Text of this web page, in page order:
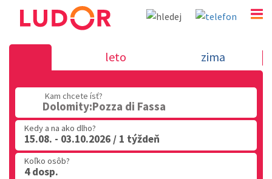
Pozza di Fassa - Dolomity
02 2063 3182
leto zima
Kam chcete ísť?
Dolomity:Pozza di Fassa
Kedy a na ako dlho?
15.08. - 03.10.2026 / 1 týždeň
Koľko osôb?
4 dosp.